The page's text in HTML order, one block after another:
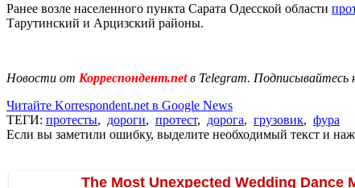
Ранее возле населенного пункта Сарата Одесской области
Тарутинский и Арцизский районы.
Новости от Корреспондент.netв Telegram. Подписывайтесь
Читайте Korrespondent.net в Google News
ТЕГИ: протесты, дороги, протест, дорога, грузовик, фура
Если вы заметили ошибку, выделите необходимый текст и